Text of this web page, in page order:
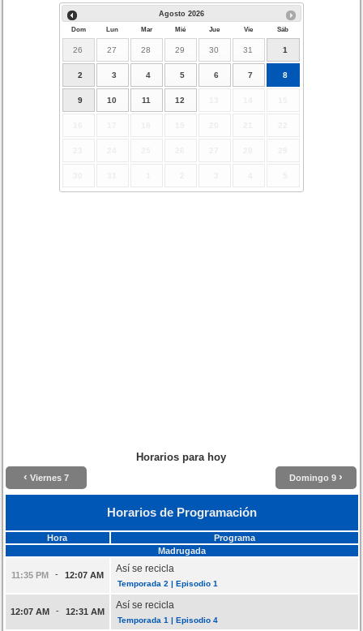
Agosto 2026
Dom Lun Mar Mié Jue Vie Sáb
26 27 28 29 30 31 1
2 3 4 5 6 7 8
9 10 11 12
Horarios para hoy
‹ Viernes 7 Domingo 9 ›
Horarios de Programación
Hora
Programa
Madrugada
11:35 PM - 12:07 AM
Así se recicla
Temporada 2 | Episodio 1
12:07 AM - 12:31 AM
Así se recicla
Temporada 1 | Episodio 4